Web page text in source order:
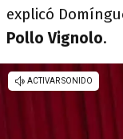
explicó
Pollo Vignolo.